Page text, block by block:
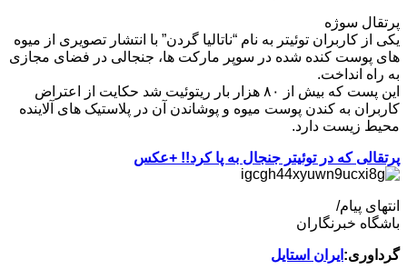
پرتقال سوژه
یکی از کاربران توئیتر به نام “ناتالیا گردن” با انتشار تصویری از میوه
های پوست کنده شده در سوپر مارکت ها، جنجالی در فضای مجازی
به راه انداخت.
این پست که بیش از ۸۰ هزار بار ریتوئیت شد حکایت از اعتراض
کاربران به کندن پوست میوه و پوشاندن آن در پلاستیک های آلاینده
محیط زیست دارد.
پرتقالی که در توئیتر جنجال به پا کرد!! +عکس
انتهای پیام/
باشگاه خبرنگاران
گرداوری: ایران استایل